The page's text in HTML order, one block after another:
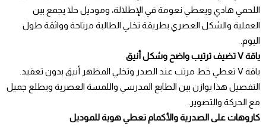
اللحمي هادي ويعطي نعومة في الإطلالة، وموديل حلا يجمع بين
العملية والشكل العصري بطريقة تخلي الطالبة مرتاحة وواثقة طول
اليوم.
ياقة V تضيف ترتيب واضح وشكل أنيق
ياقة V تعطي خط مرتب عند الصدر وتخلي المظهر أنيق بدون تعقيد.
التفصيل هذا يوازن بين الطابع المدرسي واللمسة العصرية ويطلع جميل
مع الحركة والتصوير.
كاروهات على الصدرية والأكمام تعطي هوية للموديل